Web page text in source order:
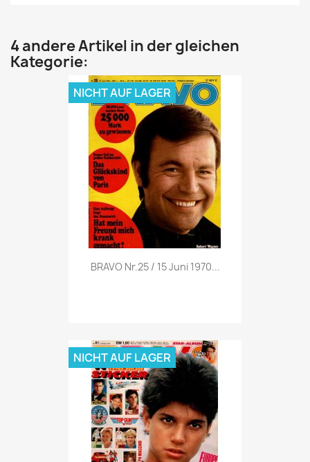
4 andere Artikel in der gleichen
Kategorie:
Vorschau
BRAVO Nr.25 / 15 Juni 1970...
NICHT AUF LAGER
NICHT AUF LAGER